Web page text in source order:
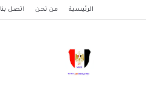
الرئيسية من نحن اتصل بنا